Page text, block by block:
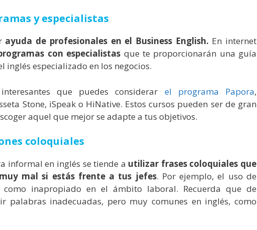
y especialistas
ayuda de profesionales en el Business English. En internet
con especialistas que te proporcionarán una guía
inglés especializado en los negocios.
que puedes considerar el programa Papora,
Stone, iSpeak o HiNative. Estos cursos pueden ser de gran
aquel que mejor se adapte a tus objetivos.
coloquiales
informal en inglés se tiende a utilizar frases coloquiales que
mal si estás frente a tus jefes. Por ejemplo, el uso de
como inapropiado en el ámbito laboral. Recuerda que de
palabras inadecuadas, pero muy comunes en inglés, como